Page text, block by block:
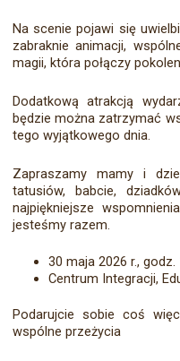
Na scenie pojawi się
zabraknie animacji,
magii, która połączy
Dodatkową atrakcją
będzie można zatrzymać
tego wyjątkowego dnia.
Zapraszamy mamy i
tatusiów, babcie,
najpiękniejsze
jesteśmy razem.
30 maja 2026 r., godz.
Centrum Integracji,
Podarujcie sobie coś
wspólne przeżycia